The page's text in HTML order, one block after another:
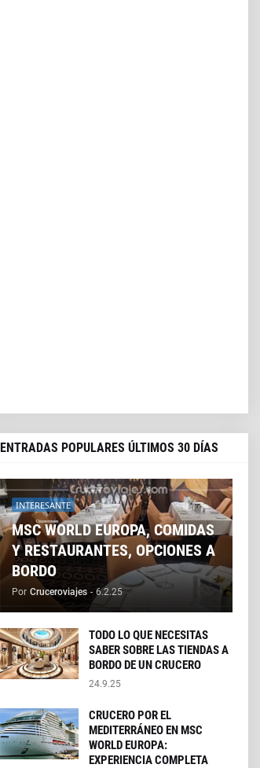
ENTRADAS POPULARES ÚLTIMOS 30 DÍAS
INTERESANTE
MSC WORLD EUROPA, COMIDAS
Y RESTAURANTES, OPCIONES A
BORDO
Por Cruceroviajes - 6.2.25
TODO LO QUE NECESITAS
SABER SOBRE LAS TIENDAS A
BORDO DE UN CRUCERO
24.9.25
CRUCERO POR EL
MEDITERRÁNEO EN MSC
WORLD EUROPA:
EXPERIENCIA COMPLETA